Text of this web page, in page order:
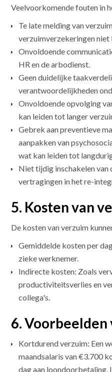
Veelvoorkomende fouten in
Te late melding van
verzuimverzekeringen niet
Onvoldoende
HR en de arbodienst.
Geen duidelijke
verantwoordelijkheden
Onvoldoende opvolging
kan leiden tot langer
Gebrek aan preventieve
aanpakken van
wat kan leiden tot
Niet tijdig inschakelen
vertragingen in het re-
5. Kosten van
De kosten van verzuim
Gemiddelde kosten per
zieke werknemer.
Indirecte kosten: Zoals
productiviteitsverlies en
collega's.
6. Voorbeelden
Kortdurend verzuim: Een
maandsalaris van €3.700
dag aan loondoorbetaling.